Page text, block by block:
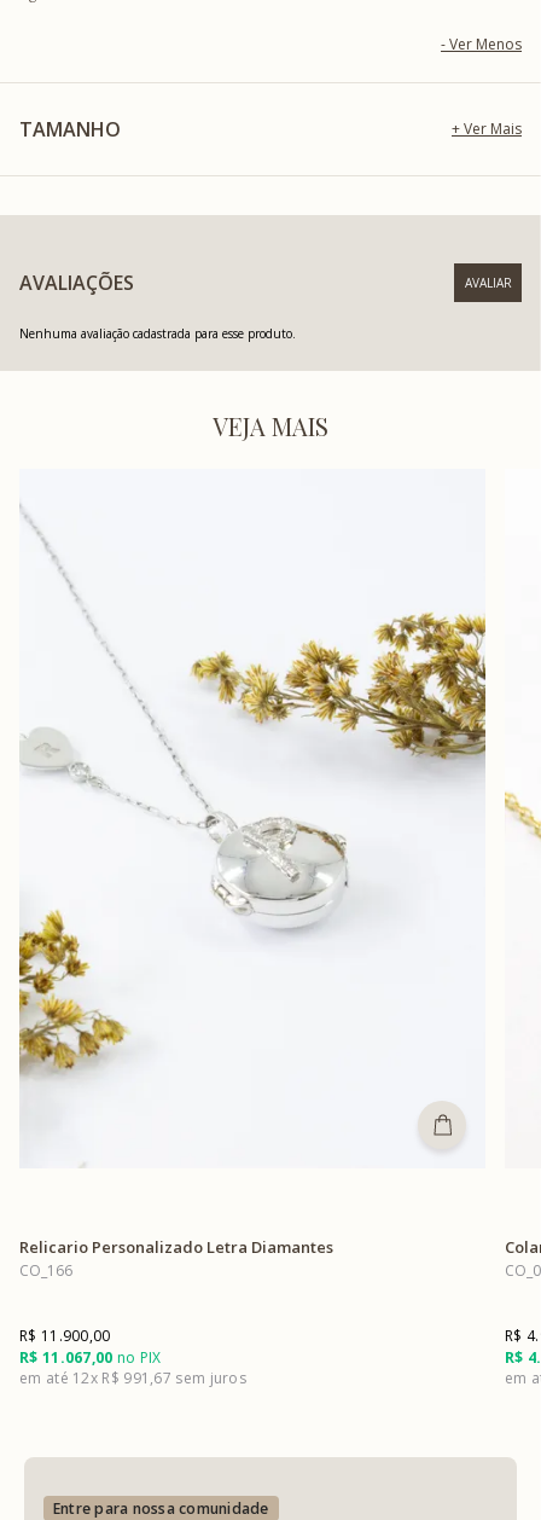
TAMANHO
AVALIAÇÕES
Nenhuma avaliação cadastrada para esse produto.
VEJA MAIS
Relicario Personalizado Letra Diamantes
CO_166
R$ 11.067,00 no PIX
R$ 11.900,00
12x R$ 991,67
R$
R$
Entre para nossa comunidade